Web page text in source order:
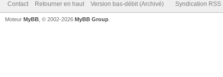
Contact Retourner en haut Version bas-débit (Archivé) Syndication RSS
Moteur MyBB , © 2002-2026 MyBB Group